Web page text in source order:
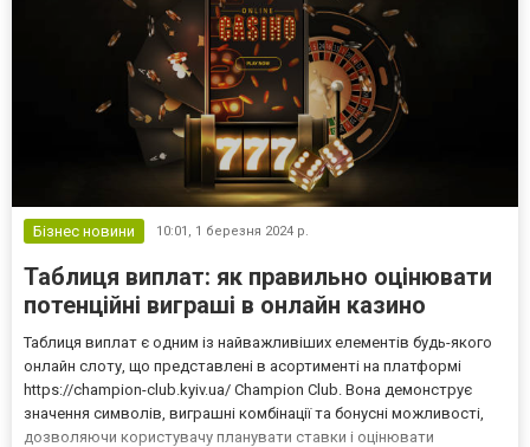
Бізнес новини 10:01, 1 березня 2024 р.
Таблиця виплат: як правильно оцінювати
потенційні виграші в онлайн казино
Таблиця виплат є одним із найважливіших елементів будь-якого
онлайн слоту, що представлені в асортименті на платформі
https://champion-club.kyiv.ua/ Champion Club. Вона демонструє
значення символів, виграшні комбінації та бонусні можливості,
дозволяючи користувачу планувати ставки і оцінювати